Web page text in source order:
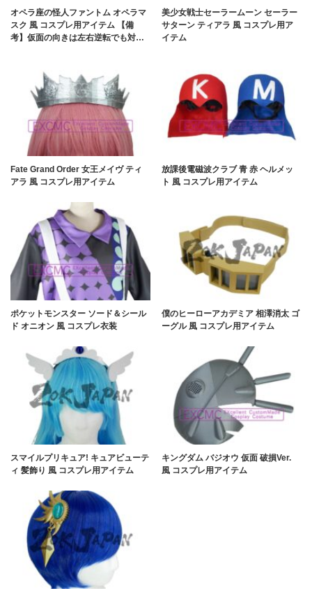
オペラ座の怪人ファントム オペラマ
スク 風 コスプレ用アイテム 【備
考】仮面の向きは左右逆転でも対…
美少女戦士セーラームーン セーラー
サターン ティアラ 風 コスプレ用ア
イテム
Fate Grand Order 女王メイヴ ティ
アラ 風 コスプレ用アイテム
放課後電磁波クラブ 青 赤 ヘルメッ
ト 風 コスプレ用アイテム
ポケットモンスター ソード＆シール
ド オニオン 風 コスプレ衣装
僕のヒーローアカデミア 相澤消太 ゴ
ーグル 風 コスプレ用アイテム
スマイルプリキュア! キュアビューテ
ィ 髪飾り 風 コスプレ用アイテム
キングダム バジオウ 仮面 破損Ver.
風 コスプレ用アイテム